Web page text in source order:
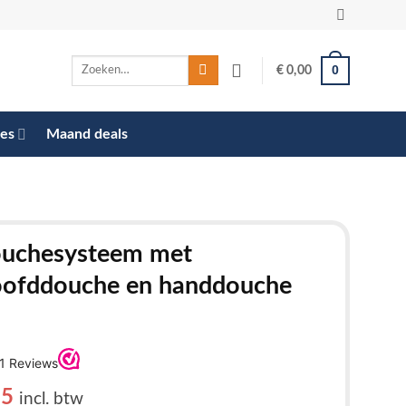
Zoeken
€0,00 0
Maand deals
met
en handdouche
Huidige
incl. btw